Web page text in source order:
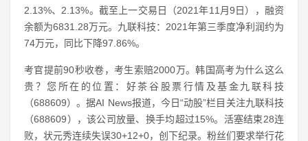
2.13%、2.13%。截至上一交易日（2021年11月9日），融资
余额为6831.28万元。九联科技：2021年第三季度净利润约为
74万元，同比下降97.86%。
考官提前90秒收卷，考生索赔2000万。韩国高考为什么这么
贵？您所在的位置：好茶谷股票行情及基金九联科技
（688609）。据AI News报道，今日“动股”栏目关注九联科技
（688609），该公司放量、换手均超过15%。活塞结束28连
败，状元秀连续失误30+12+0，创下纪录。粉丝们要求举行花